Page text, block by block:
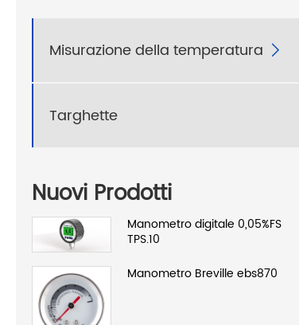
Misurazione della temperatura 
Targhette
Nuovi Prodotti
Manometro digitale 0,05%FS
TPS.10
Manometro Breville ebs870